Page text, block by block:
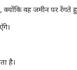
वह जमीन पर रेंगते
है।